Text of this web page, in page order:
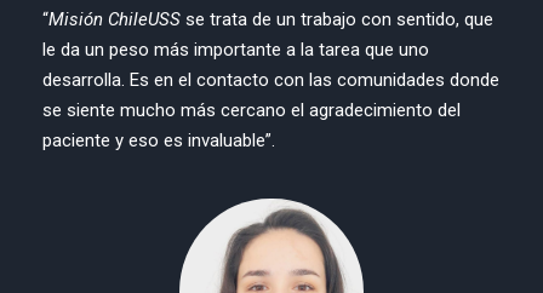
“Misión ChileUSSse trata de un trabajo con sentido, que
le da un peso más importante a la tarea que uno
desarrolla. Es en el contacto con las comunidades donde
se siente mucho más cercano el agradecimiento del
paciente y eso es invaluable”.